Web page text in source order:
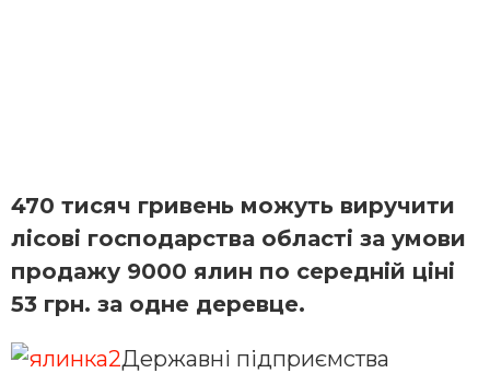
470 тисяч гривень можуть виручити
лісові господарства області за умови
продажу 9000 ялин по середній ціні
53 грн. за одне деревце.
Державні підприємства